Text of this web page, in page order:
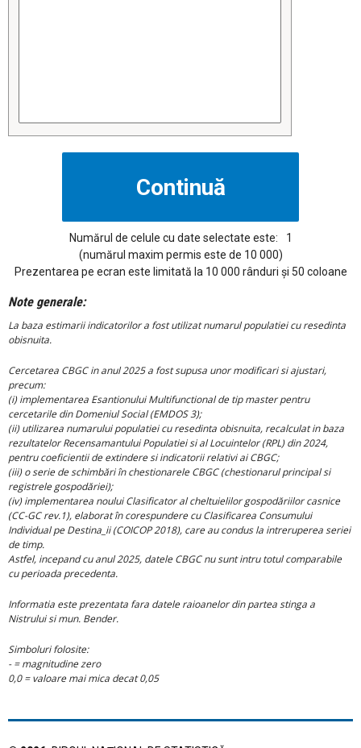
Numărul de celule cu date selectate este:
1
(numărul maxim permis este de 10 000)
Prezentarea pe ecran este limitată la 10 000 rânduri și 50 coloane
Note generale:
La baza estimarii indicatorilor a fost utilizat numarul populatiei cu resedinta
obisnuita.
Cercetarea CBGC in anul 2025 a fost supusa unor modificari si ajustari,
precum:
(i) implementarea Esantionului Multifunctional de tip master pentru
cercetarile din Domeniul Social (EMDOS 3);
(ii) utilizarea numarului populatiei cu resedinta obisnuita, recalculat in baza
rezultatelor Recensamantului Populatiei si al Locuintelor (RPL) din 2024,
pentru coeficientii de extindere si indicatorii relativi ai CBGC;
(iii) o serie de schimbări în chestionarele CBGC (chestionarul principal si
registrele gospodăriei);
(iv) implementarea noului Clasificator al cheltuielilor gospodăriilor casnice
(CC-GC rev.1), elaborat în corespundere cu Clasificarea Consumului
Individual pe Destina_ii (COICOP 2018), care au condus la intreruperea seriei
de timp.
Astfel, incepand cu anul 2025, datele CBGC nu sunt intru totul comparabile
cu perioada precedenta.
Informatia este prezentata fara datele raioanelor din partea stinga a
Nistrului si mun. Bender.
Simboluri folosite:
- = magnitudine zero
0,0 = valoare mai mica decat 0,05